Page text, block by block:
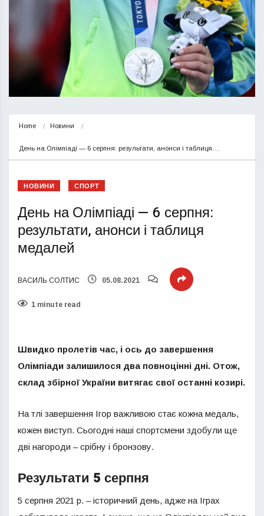
Home Новини
День на Олімпіаді — 6 серпня: результати, анонси і таблиця…
НОВИНИ СПОРТ
День на Олімпіаді — 6 серпня:
результати, анонси і таблиця
медалей
ВАСИЛЬ СОЛТИС 05.08.2021
1 minute read
Швидко пролетів час, і ось до завершення
Олімпіади залишилося два повноцінні дні. Отож,
склад збірної України витягає свої останні козирі.
На тлі завершення Ігор важливою стає кожна медаль,
кожен виступ. Сьогодні наші спортсмени здобули ще
дві нагороди – срібну і бронзову.
Результати 5 серпня
5 серпня 2021 р. – історичний день, адже на Іграх